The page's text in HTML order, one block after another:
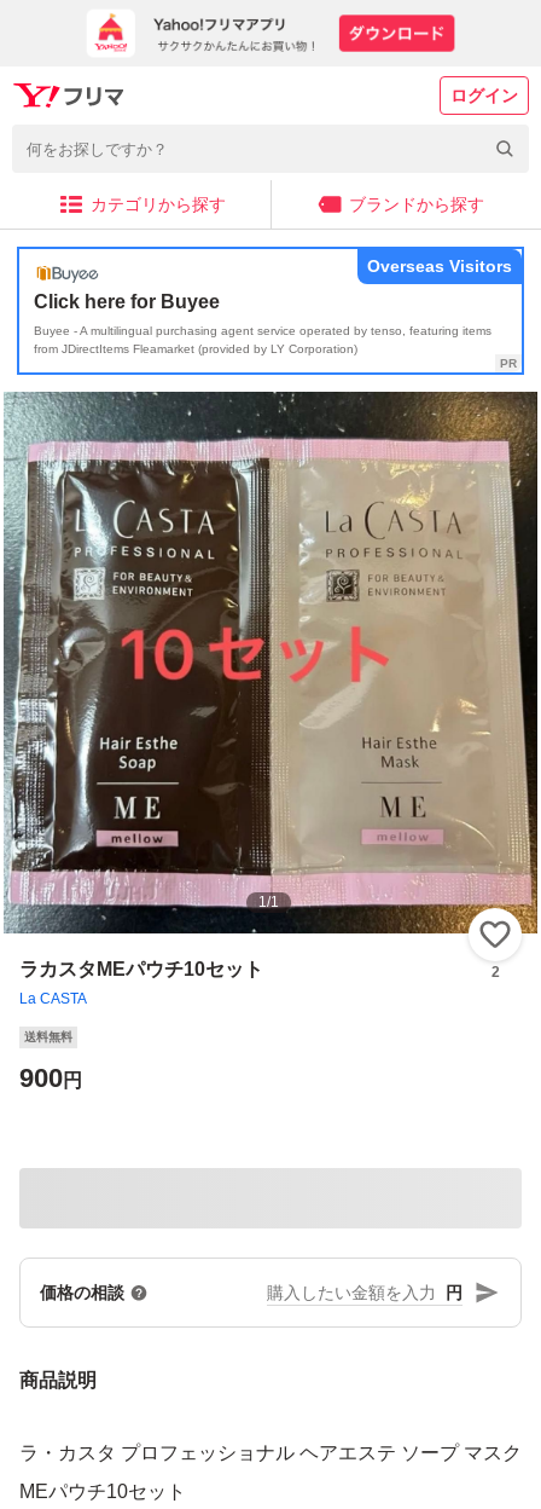
ログイン
カテゴリから探す ブランドから探す
Click here for Buyee
Buyee - A multilingual purchasing agent service operated by tenso, featuring items
from JDirectItems Fleamarket (provided by LY Corporation)
Overseas Visitors
1/1
ラカスタMEパウチ10セット
La CASTA
2
送料無料
900円
価格の相談 円
商品説明
ラ・カスタ プロフェッショナル ヘアエステ ソープ マスク
MEパウチ10セット